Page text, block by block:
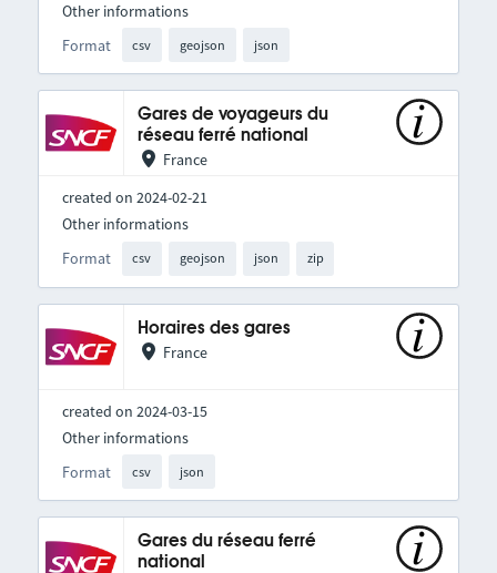
Format csv geojson json
Other informations
Gares de voyageurs du
réseau ferré national
France
created on 2024-02-21
Format csv geojson json zip
Other informations
Horaires des gares
France
created on 2024-03-15
Format csv json
Other informations
Gares du réseau ferré
national